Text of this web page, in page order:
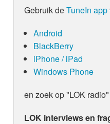
Gebruik deTuneIn app
Android
BlackBerry
iPhone / iPad
Windows Phone
en zoek op "LOK radio"
LOK interviews en